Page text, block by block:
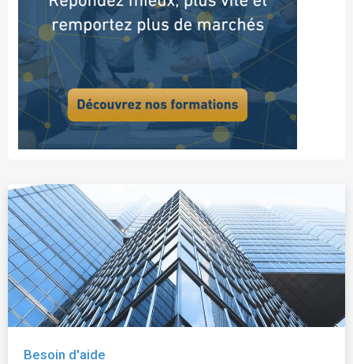
Besoin d'aide